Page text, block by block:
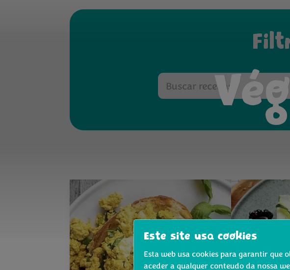
Este site usa cookies
Esta web usa cookies para garantir que
aceder a qualquer conteudo da nossa